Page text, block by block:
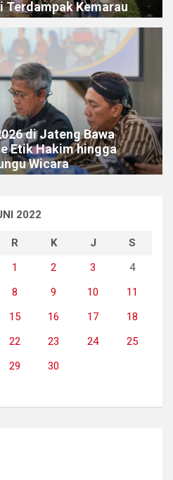
Terdampak Kemarau
di Jateng Bawa
Etik Hakim hingga
Wicara
2022
R K J
S
1
2 3
4
8 9 10
11
15 16 17
18
22 23 24
25
29
30